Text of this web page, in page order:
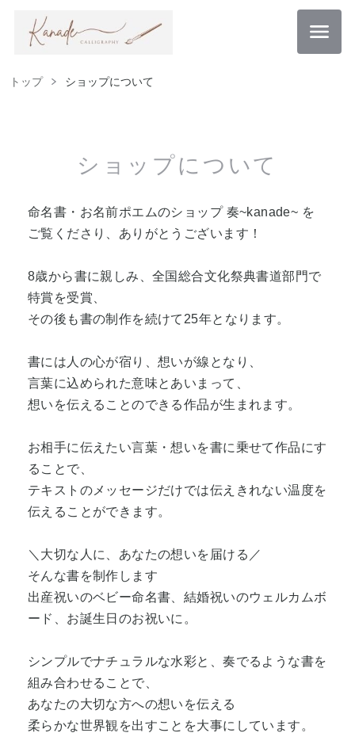
トップ ショップについて
ショップについて
命名書・お名前ポエムのショップ 奏~kanade~ を
ご覧くださり、ありがとうございます！
8歳から書に親しみ、全国総合文化祭典書道部門で
特賞を受賞、
その後も書の制作を続けて25年となります。
書には人の心が宿り、想いが線となり、
言葉に込められた意味とあいまって、
想いを伝えることのできる作品が生まれます。
お相手に伝えたい言葉・想いを書に乗せて作品にす
ることで、
テキストのメッセージだけでは伝えきれない温度を
伝えることができます。
＼大切な人に、あなたの想いを届ける／
そんな書を制作します
出産祝いのベビー命名書、結婚祝いのウェルカムボ
ード、お誕生日のお祝いに。
シンプルでナチュラルな水彩と、奏でるような書を
組み合わせることで、
あなたの大切な方への想いを伝える
柔らかな世界観を出すことを大事にしています。